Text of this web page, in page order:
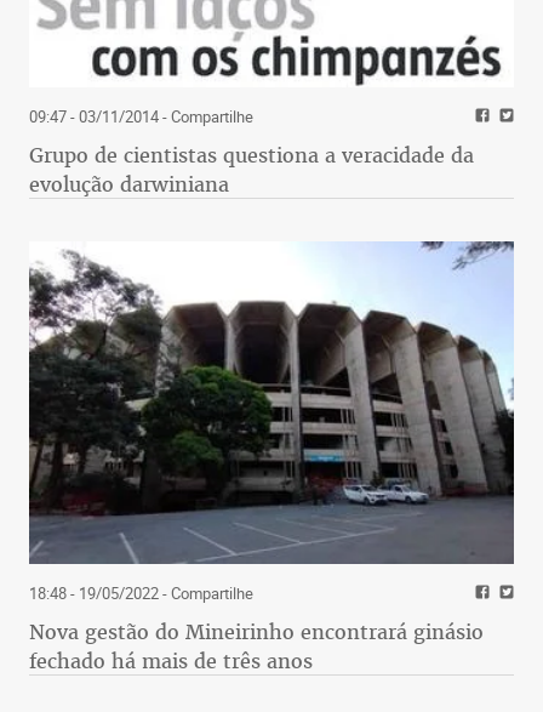
09:47 - 03/11/2014- Compartilhe
Grupo de cientistas questiona a veracidade da
evolução darwiniana
18:48 - 19/05/2022- Compartilhe
Nova gestão do Mineirinho encontrará ginásio
fechado há mais de três anos